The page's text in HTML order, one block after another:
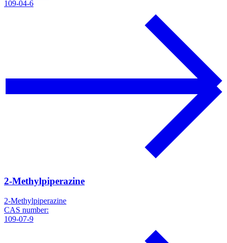
109-04-6
2-Methylpiperazine
2-Methylpiperazine
CAS number:
109-07-9